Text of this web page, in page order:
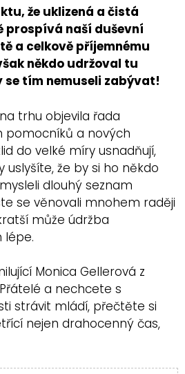
že uklizená a čistá
prospívá naší duševní
a celkově příjemnému
někdo udržoval tu
se tím nemuseli zabývat!
trhu objevila řada
pomocníků a nových
do velké míry usnadňují,
uslyšíte, že by si ho někdo
dlouhý seznam
se věnovali mnohem raději
může údržba
lépe.
Monica Gellerová z
a nechcete s
strávit mládí, přečtěte si
nejen drahocenný čas,